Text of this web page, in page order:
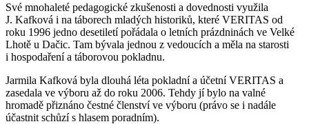
Své mnohaleté pedagogické zkušenosti a dovednosti využila
J. Kafková i na táborech mladých historiků, které VERITAS od
roku 1996 jedno desetiletí pořádala o letních prázdninách ve Velké
Lhotě u Dačic. Tam bývala jednou z vedoucích a měla na starosti
i hospodaření a táborovou pokladnu.
Jarmila Kafková byla dlouhá léta pokladní a účetní VERITAS a
zasedala ve výboru až do roku 2006. Tehdy jí bylo na valné
hromadě přiznáno čestné členství ve výboru (právo se i nadále
účastnit schůzí s hlasem poradním).